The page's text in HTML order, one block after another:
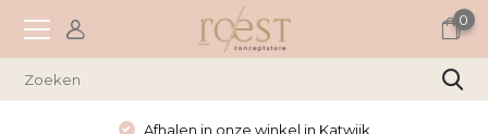
0
Afhalen in onze winkel in Katwijk